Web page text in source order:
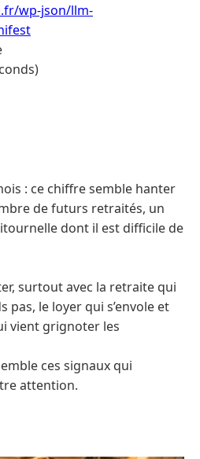
wp-json/llm-
: ce chiffre semble hanter
de futurs retraités, un
dont il est difficile de
surtout avec la retraite qui
pas, le loyer qui s’envole et
vient grignoter les
ces signaux qui
attention.